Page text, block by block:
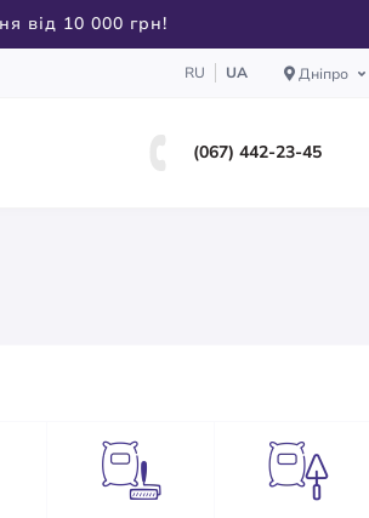
від 10 000 грн!
RU UA Дніпро
(067) 442-23-45